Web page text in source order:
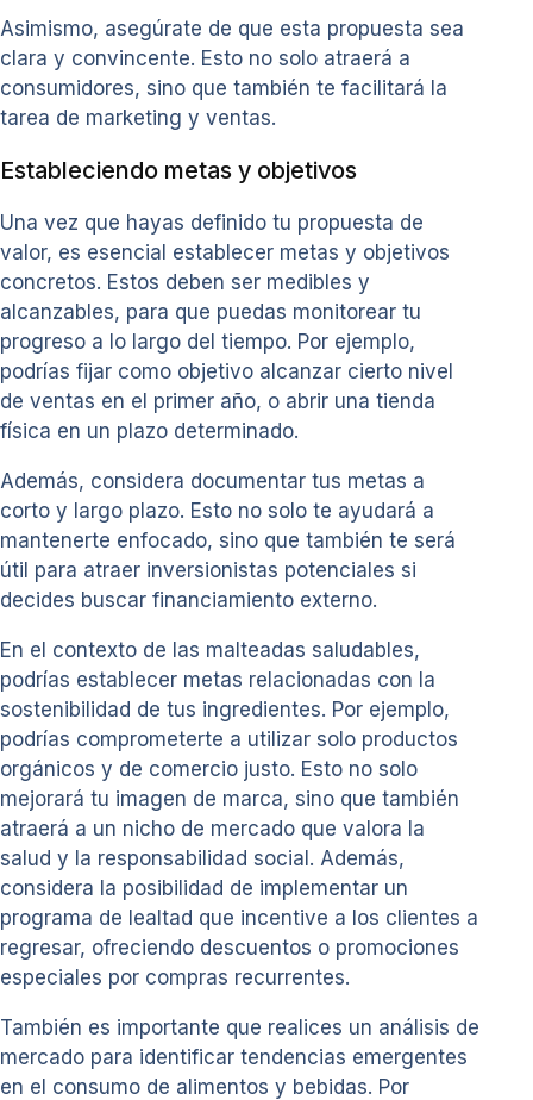
Asimismo, asegúrate de que esta propuesta sea
clara y convincente. Esto no solo atraerá a
consumidores, sino que también te facilitará la
tarea de marketing y ventas.
Estableciendo metas y objetivos
Una vez que hayas definido tu propuesta de
valor, es esencial establecer metas y objetivos
concretos. Estos deben ser medibles y
alcanzables, para que puedas monitorear tu
progreso a lo largo del tiempo. Por ejemplo,
podrías fijar como objetivo alcanzar cierto nivel
de ventas en el primer año, o abrir una tienda
física en un plazo determinado.
Además, considera documentar tus metas a
corto y largo plazo. Esto no solo te ayudará a
mantenerte enfocado, sino que también te será
útil para atraer inversionistas potenciales si
decides buscar financiamiento externo.
En el contexto de las malteadas saludables,
podrías establecer metas relacionadas con la
sostenibilidad de tus ingredientes. Por ejemplo,
podrías comprometerte a utilizar solo productos
orgánicos y de comercio justo. Esto no solo
mejorará tu imagen de marca, sino que también
atraerá a un nicho de mercado que valora la
salud y la responsabilidad social. Además,
considera la posibilidad de implementar un
programa de lealtad que incentive a los clientes a
regresar, ofreciendo descuentos o promociones
especiales por compras recurrentes.
También es importante que realices un análisis de
mercado para identificar tendencias emergentes
en el consumo de alimentos y bebidas. Por